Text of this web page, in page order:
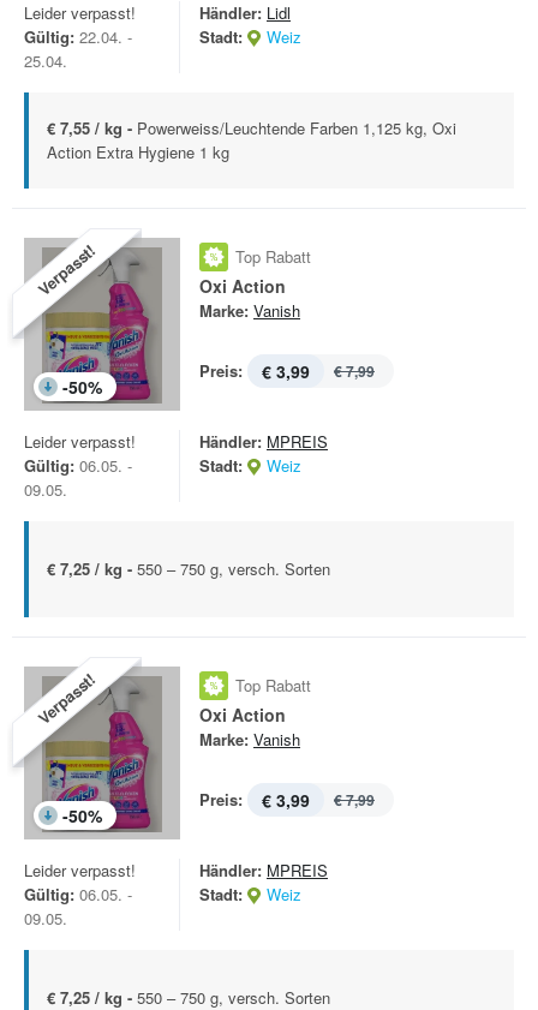
Leider verpasst!
Gültig: 22.04. -
25.04.
Händler: Lidl
Stadt:
Weiz
€ 7,55 / kg - Powerweiss/Leuchtende Farben 1,125 kg, Oxi
Action Extra Hygiene 1 kg
Verpasst!
-50%
Top Rabatt
Oxi Action
Marke: Vanish
Preis: € 3,99 € 7,99
Leider verpasst!
Gültig: 06.05. -
09.05.
Händler: MPREIS
Stadt:
Weiz
€ 7,25 / kg - 550 – 750 g, versch. Sorten
Verpasst!
-50%
Top Rabatt
Oxi Action
Marke: Vanish
Preis: € 3,99 € 7,99
Leider verpasst!
Gültig: 06.05. -
09.05.
Händler: MPREIS
Stadt:
Weiz
€ 7,25 / kg - 550 – 750 g, versch. Sorten